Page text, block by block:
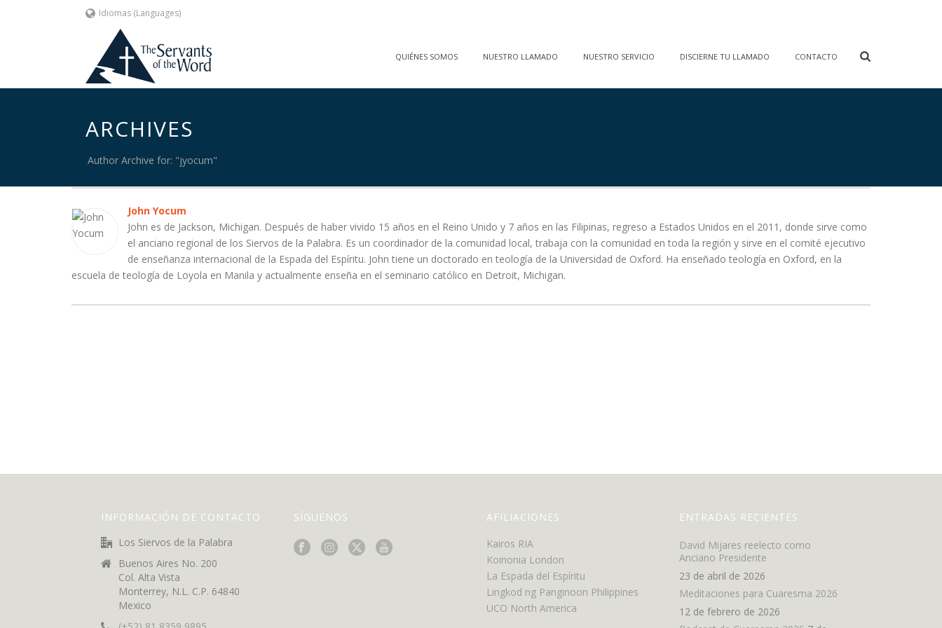
Idiomas (Languages)
QUIÉNES SOMOS NUESTRO LLAMADO NUESTRO SERVICIO DISCIERNE TU LLAMADO CONTACTO
ARCHIVES
Author Archive for: "jyocum"
John Yocum
John es de Jackson, Michigan. Después de haber vivido 15 años en el Reino Unido y 7 años en las Filipinas, regreso a Estados Unidos en el 2011, donde sirve como
el anciano regional de los Siervos de la Palabra. Es un coordinador de la comunidad local, trabaja con la comunidad en toda la región y sirve en el comité ejecutivo
de enseñanza internacional de la Espada del Espíritu. John tiene un doctorado en teología de la Universidad de Oxford. Ha enseñado teología en Oxford, en la
escuela de teología de Loyola en Manila y actualmente enseña en el seminario católico en Detroit, Michigan.
INFORMACIÓN DE CONTACTO
Los Siervos de la Palabra
Buenos Aires No. 200
Col. Alta Vista
Monterrey, N.L. C.P. 64840
Mexico
SÍGUENOS
AFILIACIONES
Kairos RIA
Koinonia London
La Espada del Espíritu
Lingkod ng Panginoon Philippines
UCO North America
ENTRADAS RECIENTES
David Mijares reelecto como
Anciano Presidente
23 de abril de 2026
Meditaciones para Cuaresma 2026
12 de febrero de 2026